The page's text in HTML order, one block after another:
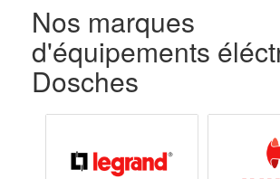
Nos marques
d'équipements
Dosches